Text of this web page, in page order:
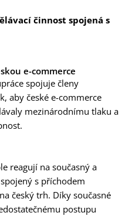
činnost spojená s
e-commerce
spojuje členy
aby české e-commerce
mezinárodnímu tlaku a
reagují na současný a
s příchodem
český trh. Díky současné
postupu